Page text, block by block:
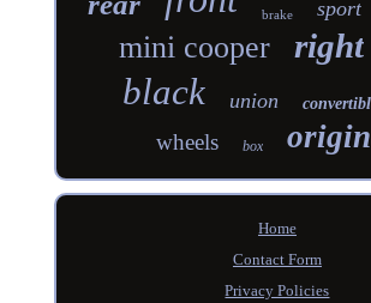
brake sport
mini cooper right
black union
wheels box
Home
Contact Form
Privacy Policies